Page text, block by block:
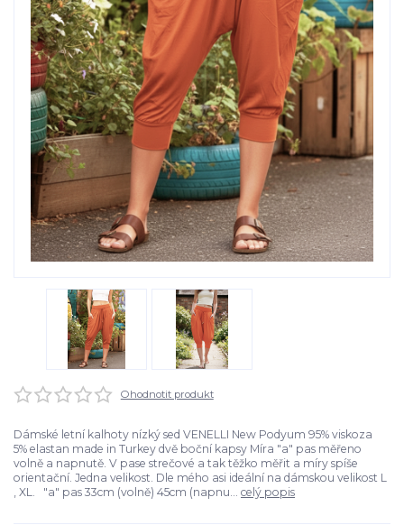
Ohodnotit produkt
Dámské letní kalhoty nízký sed VENELLI New Podyum 95% viskoza
5% elastan made in Turkey dvě boční kapsy Míra "a" pas měřeno
volně a napnutě. V pase strečové a tak těžko měřit a míry spíše
orientační. Jedna velikost. Dle mého asi ideální na dámskou velikost L
, XL. "a" pas 33cm (volně) 45cm (napnu... celý popis